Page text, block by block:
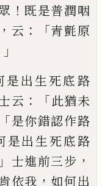
！ 既是普潤咽
， 云 ：「青氈原
是出生死底路
云 ：「此猶未
是你錯認作路
是出生死底路
士進前三步 ，
依我 ， 如何出